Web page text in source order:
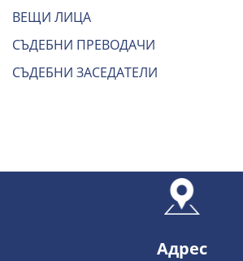
ВЕЩИ ЛИЦА
СЪДЕБНИ ПРЕВОДАЧИ
СЪДЕБНИ ЗАСЕДАТЕЛИ
Адрес